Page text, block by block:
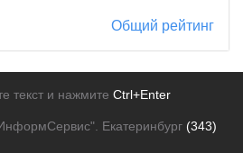
Общий рейтинг
текст и нажмите Ctrl+Enter
Екатеринбург (343)